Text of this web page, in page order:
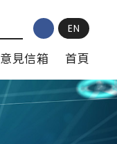
EN
意見信箱 首頁